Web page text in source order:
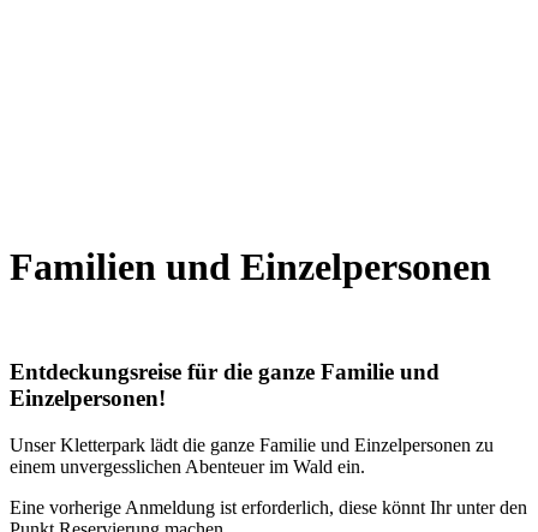
Familien und Einzelpersonen
Entdeckungsreise für die ganze Familie und
Einzelpersonen!
Unser Kletterpark lädt die ganze Familie und Einzelpersonen zu
einem unvergesslichen Abenteuer im Wald ein.
Eine vorherige Anmeldung ist erforderlich, diese könnt Ihr unter den